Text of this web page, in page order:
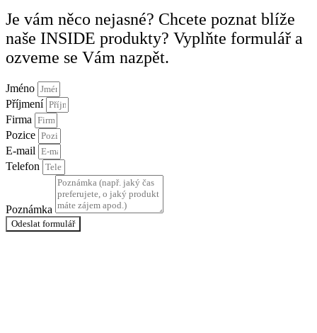
Je vám něco nejasné? Chcete poznat blíže
naše INSIDE produkty? Vyplňte formulář a
ozveme se Vám nazpět.
Jméno
Příjmení
Firma
Pozice
E-mail
Telefon
Poznámka
Odeslat formulář